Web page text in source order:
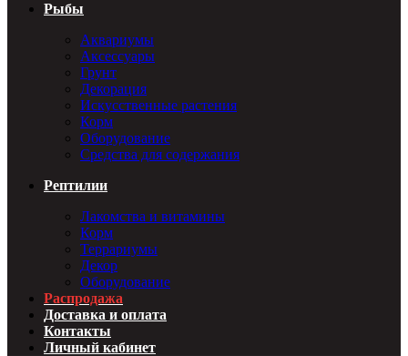
Рыбы
Аквариумы
Аксессуары
Грунт
Декорация
Искусственные растения
Корм
Оборудование
Средства для содержания
Рептилии
Лакомства и витамины
Корм
Террариумы
Декор
Оборудование
Распродажа
Доставка и оплата
Контакты
Личный кабинет